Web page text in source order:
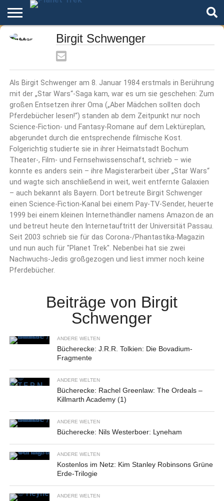
Home
Podcast
AutorenBirgit Schwenger
Als Birgit Schwenger am 8. Januar 1984 erstmals in Berührung
mit der „Star Wars“-Saga kam, war es um sie geschehen: Zum
großen Entsetzen ihrer Oma („Aber Mädchen sollten doch
Pferdebücher lesen!“) standen ab dem Zeitpunkt nur noch
Science-Fiction- und Fantasy-Romane auf dem Lektüreplan,
abgerundet durch die entsprechende filmische Kost.
Folgerichtig studierte sie in ihrer Heimatstadt Bochum
Theater-, Film- und Fernsehwissenschaft, schrieb – wie
konnte es anders sein – ihre Magisterarbeit über „Star Wars“
und wagte sich anschließend in weit, weit entfernte Galaxien
– auch bekannt als Bayern. Dort betreute Birgit Schwenger
einen Science-Fiction-Kanal bei einem Pay-TV-Sender, heuerte
1999 bei einem kleinen Internethändler namens Amazon.de an
und betreut heute den Internetauftritt der Universität Passau.
Seit 2003 schrieb sie für das Corona-/Phantastika-Magazin
und nun auch für "Planet Trek". Nebenbei hat sie zwei
Nachwuchs-Jedis großgezogen und liest immer noch keine
Pferdebücher.
Beiträge von Birgit
Schwenger
ANDERE WELTEN
Bücherecke: J.R.R. Tolkien: Die Bovadium-
Fragmente
ANDERE WELTEN
Bücherecke: Rachel Greenlaw: The Ordeals –
Killmarth Academy (1)
ANDERE WELTEN
Bücherecke: Nils Westerboer: Lyneham
ANDERE WELTEN
Kostenlos im Netz: Kim Stanley Robinsons Grüne
Erde-Trilogie
ANDERE WELTEN